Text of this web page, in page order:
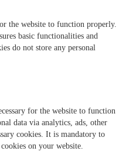
the website to function properly.
basic functionalities and
do not store any personal
for the website to function
data via analytics, ads, other
cookies. It is mandatory to
on your website.